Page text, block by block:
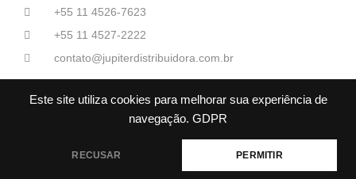
Este site utiliza cookies para melhorar sua experiência de
navegação. GDPR
RECUSAR PERMITIR
+55 11 4526-7623
+55 11 4527-2222
contato@jupiterdistribuidora.com.br
Júpiter Distribuidoras Médico-Hospitalares© Todos os direitos